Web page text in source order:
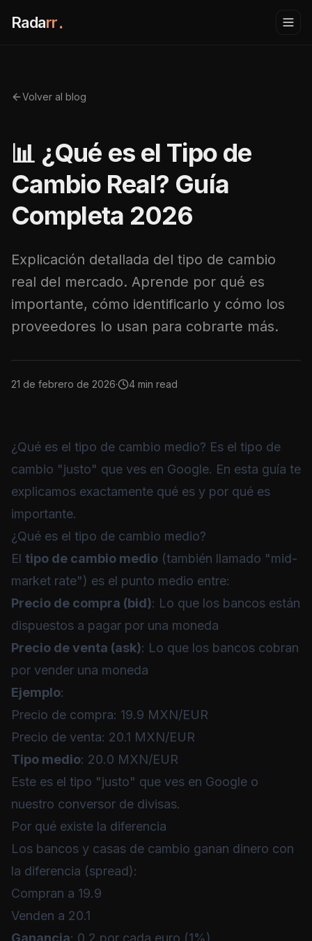
Radarr.
Volver al blog
📊 ¿Qué es el Tipo de
Cambio Real? Guía
Completa 2026
Explicación detallada del tipo de cambio
real del mercado. Aprende por qué es
importante, cómo identificarlo y cómo los
proveedores lo usan para cobrarte más.
21 de febrero de 2026· 4 min read
¿Qué es el tipo de cambio medio? Es el tipo de
cambio "justo" que ves en Google. En esta guía te
explicamos exactamente qué es y por qué es
importante.
¿Qué es el tipo de cambio medio?
El tipo de cambio medio (también llamado "mid-
market rate") es el punto medio entre:
Precio de compra (bid): Lo que los bancos están
dispuestos a pagar por una moneda
Precio de venta (ask): Lo que los bancos cobran
por vender una moneda
Ejemplo:
Precio de compra: 19.9 MXN/EUR
Precio de venta: 20.1 MXN/EUR
Tipo medio: 20.0 MXN/EUR
Este es el tipo "justo" que ves en Google o
nuestro conversor de divisas.
Por qué existe la diferencia
Los bancos y casas de cambio ganan dinero con
la diferencia (spread):
Compran a 19.9
Venden a 20.1
Ganancia: 0.2 por cada euro (1%)